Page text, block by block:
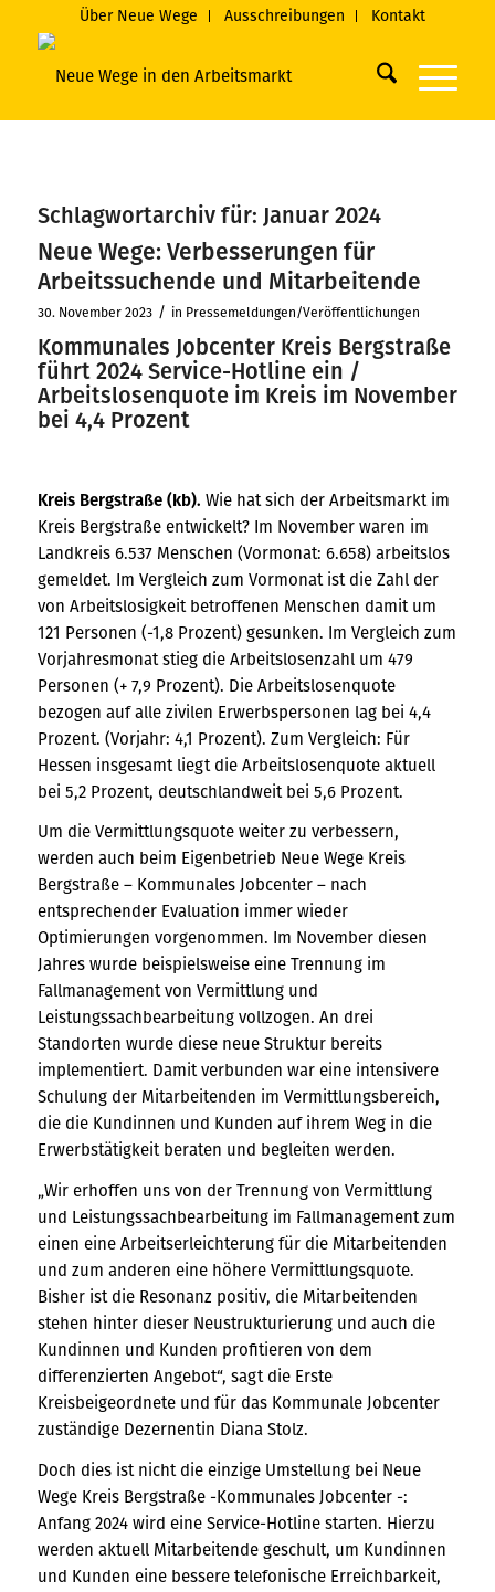
Über Neue Wege Ausschreibungen Kontakt
Schlagwortarchiv für: Januar 2024
Neue Wege: Verbesserungen für
Arbeitssuchende und Mitarbeitende
30. November 2023 / in Pressemeldungen/Veröffentlichungen
Kommunales Jobcenter Kreis Bergstraße
führt 2024 Service-Hotline ein /
Arbeitslosenquote im Kreis im November
bei 4,4 Prozent
Kreis Bergstraße (kb). Wie hat sich der Arbeitsmarkt im
Kreis Bergstraße entwickelt? Im November waren im
Landkreis 6.537 Menschen (Vormonat: 6.658) arbeitslos
gemeldet. Im Vergleich zum Vormonat ist die Zahl der
von Arbeitslosigkeit betroffenen Menschen damit um
121 Personen (-1,8 Prozent) gesunken. Im Vergleich zum
Vorjahresmonat stieg die Arbeitslosenzahl um 479
Personen (+ 7,9 Prozent). Die Arbeitslosenquote
bezogen auf alle zivilen Erwerbspersonen lag bei 4,4
Prozent. (Vorjahr: 4,1 Prozent). Zum Vergleich: Für
Hessen insgesamt liegt die Arbeitslosenquote aktuell
bei 5,2 Prozent, deutschlandweit bei 5,6 Prozent.
Um die Vermittlungsquote weiter zu verbessern,
werden auch beim Eigenbetrieb Neue Wege Kreis
Bergstraße – Kommunales Jobcenter – nach
entsprechender Evaluation immer wieder
Optimierungen vorgenommen. Im November diesen
Jahres wurde beispielsweise eine Trennung im
Fallmanagement von Vermittlung und
Leistungssachbearbeitung vollzogen. An drei
Standorten wurde diese neue Struktur bereits
implementiert. Damit verbunden war eine intensivere
Schulung der Mitarbeitenden im Vermittlungsbereich,
die die Kundinnen und Kunden auf ihrem Weg in die
Erwerbstätigkeit beraten und begleiten werden.
„Wir erhoffen uns von der Trennung von Vermittlung
und Leistungssachbearbeitung im Fallmanagement zum
einen eine Arbeitserleichterung für die Mitarbeitenden
und zum anderen eine höhere Vermittlungsquote.
Bisher ist die Resonanz positiv, die Mitarbeitenden
stehen hinter dieser Neustrukturierung und auch die
Kundinnen und Kunden profitieren von dem
differenzierten Angebot“, sagt die Erste
Kreisbeigeordnete und für das Kommunale Jobcenter
zuständige Dezernentin Diana Stolz.
Doch dies ist nicht die einzige Umstellung bei Neue
Wege Kreis Bergstraße -Kommunales Jobcenter -:
Anfang 2024 wird eine Service-Hotline starten. Hierzu
werden aktuell Mitarbeitende geschult, um Kundinnen
und Kunden eine bessere telefonische Erreichbarkeit,